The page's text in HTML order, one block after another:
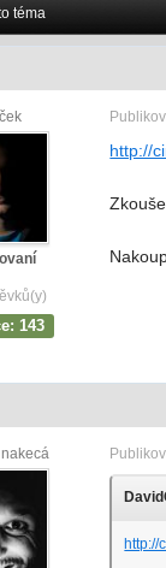
téma
143
http://
http://